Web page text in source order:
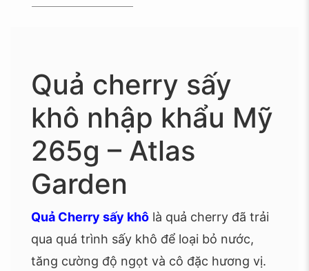
Quả cherry sấy
khô nhập khẩu Mỹ
265g – Atlas
Garden
Quả Cherry sấy khô là quả cherry đã trải
qua quá trình sấy khô để loại bỏ nước,
tăng cường độ ngọt và cô đặc hương vị.